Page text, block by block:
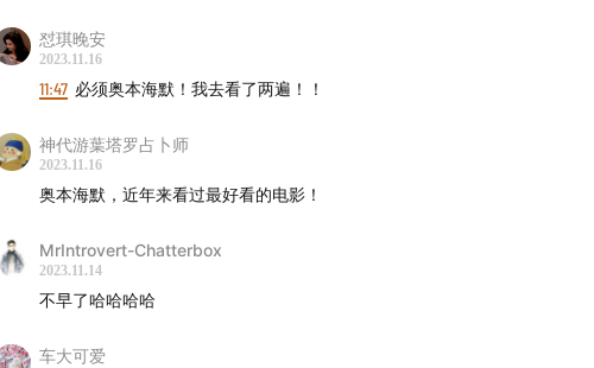
声动商务会客厅｜招聘入口｜给早咖啡投稿
「用声音碰撞世界」，声动活泼致力于为人们提供源源不断的思考养料。
我们还有这些播客：
业WHY酱、
怼琪晚安
2023.11.16
11:47 必须奥本海默！我去看了两遍！！
神代游葉塔罗占卜师
2023.11.16
奥本海默，近年来看过最好看的电影！
MrIntrovert-Chatterbox
2023.11.14
不早了哈哈哈哈
车大可爱